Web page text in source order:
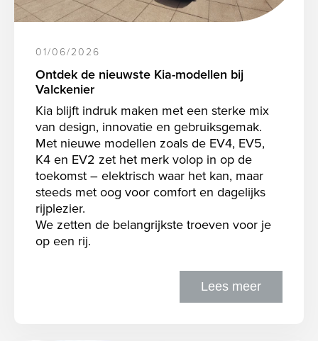
01/06/2026
Ontdek de nieuwste Kia-modellen bij
Valckenier
Kia blijft indruk maken met een sterke mix
van design, innovatie en gebruiksgemak.
Met nieuwe modellen zoals de EV4, EV5,
K4 en EV2 zet het merk volop in op de
toekomst – elektrisch waar het kan, maar
steeds met oog voor comfort en dagelijks
rijplezier.
We zetten de belangrijkste troeven voor je
op een rij.
Lees meer